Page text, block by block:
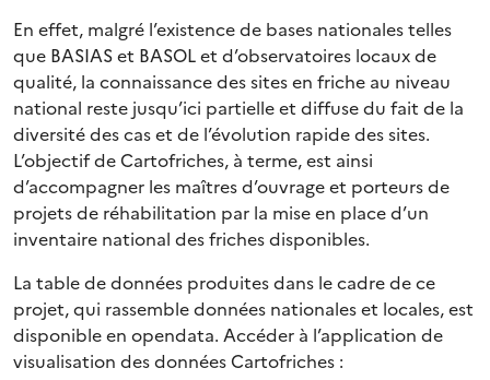
En effet, malgré l’existence de bases nationales telles
que BASIAS et BASOL et d’observatoires locaux de
qualité, la connaissance des sites en friche au niveau
national reste jusqu’ici partielle et diffuse du fait de la
diversité des cas et de l’évolution rapide des sites.
L’objectif de Cartofriches, à terme, est ainsi
d’accompagner les maîtres d’ouvrage et porteurs de
projets de réhabilitation par la mise en place d’un
inventaire national des friches disponibles.
La table de données produites dans le cadre de ce
projet, qui rassemble données nationales et locales, est
disponible en opendata. Accéder à l’application de
visualisation des données Cartofriches :